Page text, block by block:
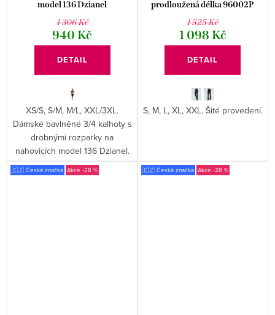
model 136 Dzianel
1 306 Kč
940 Kč
DETAIL
XS/S, S/M, M/L, XXL/3XL.
Dámské bavlněné 3/4 kalhoty s
drobnými rozparky na
nahovicích model 136 Dzianel.
prodloužená délka 96002P
1 525 Kč
1 098 Kč
DETAIL
S, M, L, XL, XXL. Šité provedení.
🇨🇿 Česká značka -28 % 🇨🇿 Česká značka -28 %